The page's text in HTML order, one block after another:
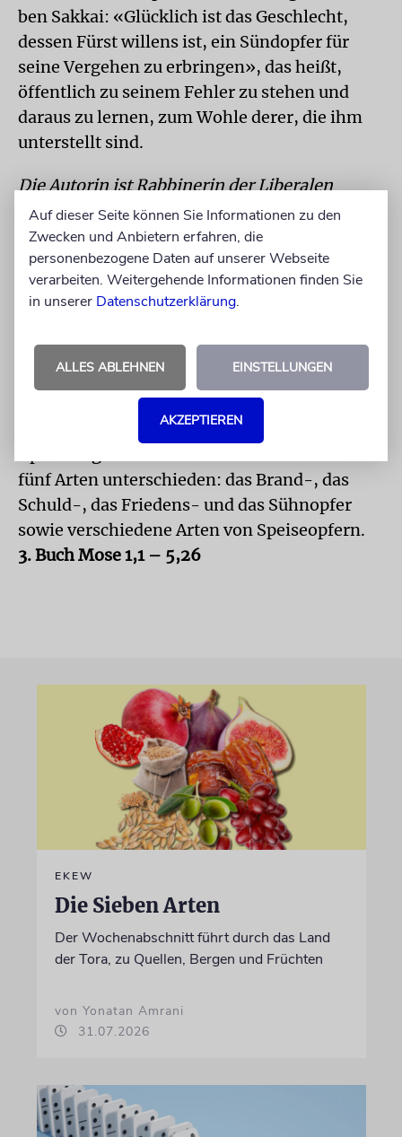
ben Sakkai: «Glücklich ist das Geschlecht,
dessen Fürst willens ist, ein Sündopfer für
seine Vergehen zu erbringen», das heißt,
öffentlich zu seinem Fehler zu stehen und
daraus zu lernen, zum Wohle derer, die ihm
unterstellt sind.
Die Autorin ist Rabbinerin der Liberalen
Jüdischen Gemeinde Mischkan ha-Tfila
Bamberg und Mitglied der Allgemeinen
Rabbinerkonferenz.
Der Wochenabschnitt Wajikra steht am
Tora und enthält Anweisungen dazu, wie, wo
und von welchen Tieren die verschiedenen
fünf Arten unterschieden: das Brand-, das
Schuld-, das Friedens- und das Sühnopfer
sowie verschiedene Arten von Speiseopfern.
3. Buch Mose 1,1 – 5,26
EKEW
Die Sieben Arten
Der Wochenabschnitt führt durch das Land
der Tora, zu Quellen, Bergen und Früchten
von Yonatan Amrani
31.07.2026
Auf dieser Seite können Sie Informationen zu den
Zwecken und Anbietern erfahren, die
personenbezogene Daten auf unserer Webseite
verarbeiten. Weitergehende Informationen finden Sie
in unserer Datenschutzerklärung.
ALLES ABLEHNEN EINSTELLUNGEN
AKZEPTIEREN